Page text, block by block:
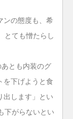
ンの態度も、希
とても憎たらし
とも内装のグ
を下げようと食
出します」とい
下がらないとい